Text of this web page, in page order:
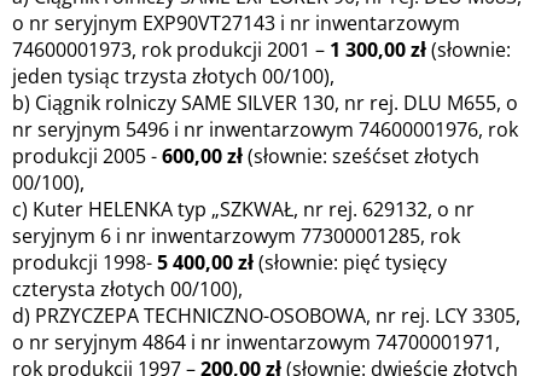
o nr seryjnym EXP90VT27143 i nr inwentarzowym
74600001973, rok produkcji 2001 – 1 300,00 zł(słownie:
jeden tysiąc trzysta złotych 00/100),
b) Ciągnik rolniczy SAME SILVER 130, nr rej. DLU M655, o
nr seryjnym 5496 i nr inwentarzowym 74600001976, rok
produkcji 2005 -600,00 zł(słownie: sześćset złotych
00/100),
c) Kuter HELENKA typ „SZKWAŁ, nr rej. 629132, o nr
seryjnym 6 i nr inwentarzowym 77300001285, rok
produkcji 1998-5 400,00 zł(słownie: pięć tysięcy
czterysta złotych 00/100),
d) PRZYCZEPA TECHNICZNO-OSOBOWA, nr rej. LCY 3305,
o nr seryjnym 4864 i nr inwentarzowym 74700001971,
rok produkcji 1997 –200,00 zł(słownie: dwieście złotych